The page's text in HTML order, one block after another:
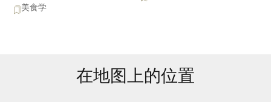
美食学
在地图上的位置